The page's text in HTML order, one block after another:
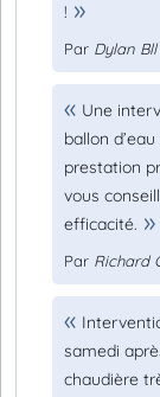
!
Par Dylan Bll
Une
ballon
prestation
vous
efficacité.
Par Richard
samedi
chaudière